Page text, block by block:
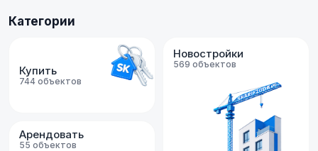
Категории
Купить
744 объектов
Новостройки
569 объектов
Арендовать
55 объектов